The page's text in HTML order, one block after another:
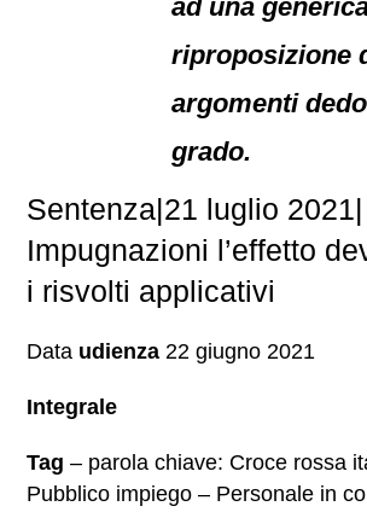
ad una
riproposizione
argomenti
grado.
Sentenza|21 luglio
Impugnazioni l’effetto
i risvolti applicativi
Data udienza 22 giugno 2021
Integrale
Tag – parola chiave: Croce rossa
Pubblico impiego – Personale in